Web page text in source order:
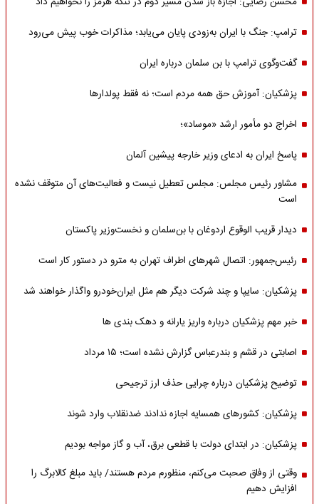
ترامپ: جنگ با ایران به‌زودی پایان می‌یابد؛ مذاکرات خوب پیش می‌رود
گفت‌وگوی ترامپ با بن سلمان درباره ایران
پزشکیان: آموزش حق همه مردم است؛ نه فقط پولدارها
اخراج دو مأمور ارشد «موساد»؛
پاسخ ایران به ادعای وزیر خارجه پیشین آلمان
مشاور رئیس مجلس: مجلس تعطیل نیست و فعالیت‌های آن متوقف نشده
است
دیدار قریب الوقوع اردوغان با بن‌سلمان و نخست‌وزیر پاکستان
رئیس‌جمهور: اتصال شهرهای اطراف تهران به مترو در دستور کار است
پزشکیان: سایپا و چند شرکت دیگر هم مثل ایران‌خودرو واگذار خواهند شد
خبر مهم پزشکیان درباره واریز یارانه و دهک بندی ها
اصابتی در قشم و بندرعباس گزارش نشده است؛ ۱۵ مرداد
توضیح پزشکیان درباره چرایی حذف ارز ترجیحی
پزشکیان: کشورهای همسایه اجازه ندادند ضدنقلاب وارد شوند
پزشکیان: در ابتدای دولت با قطعی برق، آب و گاز مواجه بودیم
وقتی از وفاق صحبت می‌کنم، منظورم مردم هستند/ باید مبلغ کالابرگ را
افزایش دهیم